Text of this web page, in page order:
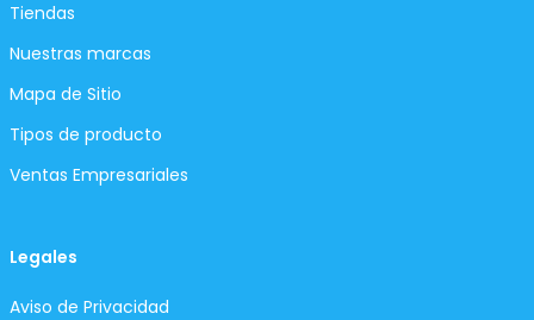
Tiendas
Nuestras marcas
Mapa de Sitio
Tipos de producto
Ventas Empresariales
Legales
Aviso de Privacidad